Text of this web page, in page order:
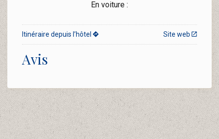
En voiture :
Site web
Itinéraire depuis l’hôtel
Avis